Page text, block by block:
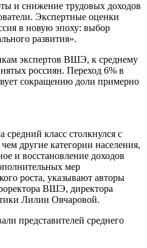
и снижение трудовых доходов
Экспертные оценки
в новую эпоху: выбор
развития».
экспертов ВШЭ, к среднему
россиян. Переход 6% в
сокращению доли примерно
средний класс столкнулся с
другие категории населения,
и восстановление доходов
мер
роста, указывают авторы
ВШЭ, директора
Лилии Овчаровой.
представителей среднего